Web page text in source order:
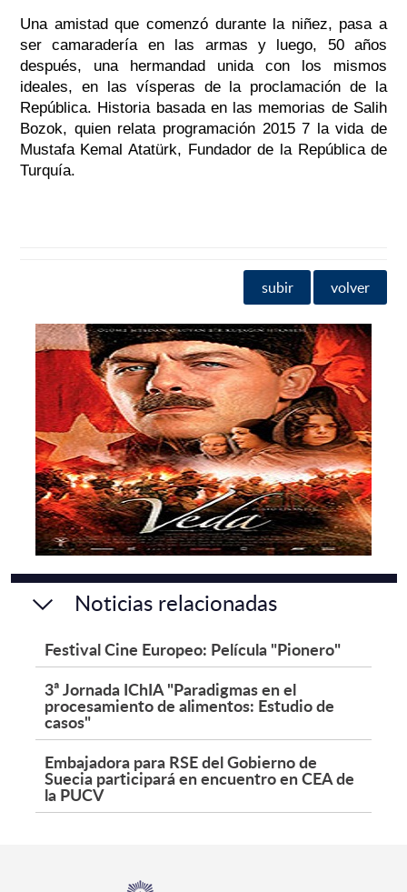
Una amistad que comenzó durante la niñez, pasa a
ser camaradería en las armas y luego, 50 años
después, una hermandad unida con los mismos
ideales, en las vísperas de la proclamación de la
República. Historia basada en las memorias de Salih
Bozok, quien relata programación 2015 7 la vida de
Mustafa Kemal Atatürk, Fundador de la República de
Turquía.
subir volver
Noticias relacionadas
Festival Cine Europeo: Película "Pionero"
3ª Jornada IChIA "Paradigmas en el
procesamiento de alimentos: Estudio de
casos"
Embajadora para RSE del Gobierno de
Suecia participará en encuentro en CEA de
la PUCV